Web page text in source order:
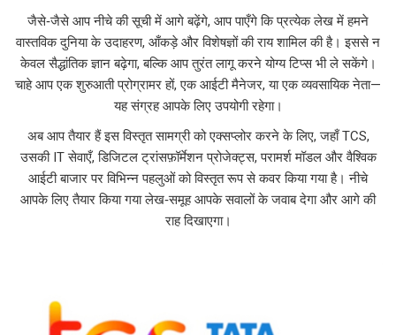
जैसे‑जैसे आप नीचे की सूची में आगे बढ़ेंगे, आप पाएँगे कि प्रत्येक लेख में हमने
वास्तविक दुनिया के उदाहरण, आँकड़े और विशेषज्ञों की राय शामिल की है। इससे न
केवल सैद्धांतिक ज्ञान बढ़ेगा, बल्कि आप तुरंत लागू करने योग्य टिप्स भी ले सकेंगे।
चाहे आप एक शुरुआती प्रोग्रामर हों, एक आईटी मैनेजर, या एक व्यवसायिक नेता—
यह संग्रह आपके लिए उपयोगी रहेगा।
अब आप तैयार हैं इस विस्तृत सामग्री को एक्सप्लोर करने के लिए, जहाँ TCS,
उसकी IT सेवाएँ, डिजिटल ट्रांसफ़ॉर्मेशन प्रोजेक्ट्स, परामर्श मॉडल और वैश्विक
आईटी बाजार पर विभिन्न पहलुओं को विस्तृत रूप से कवर किया गया है। नीचे
आपके लिए तैयार किया गया लेख‑समूह आपके सवालों के जवाब देगा और आगे की
राह दिखाएगा।